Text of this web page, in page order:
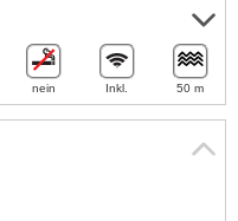
nein Inkl. 50 m